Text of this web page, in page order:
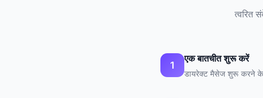
त्वरित
1
एक बातचीत शुरू करें
डायरेक्ट मैसेज शुरू करने के